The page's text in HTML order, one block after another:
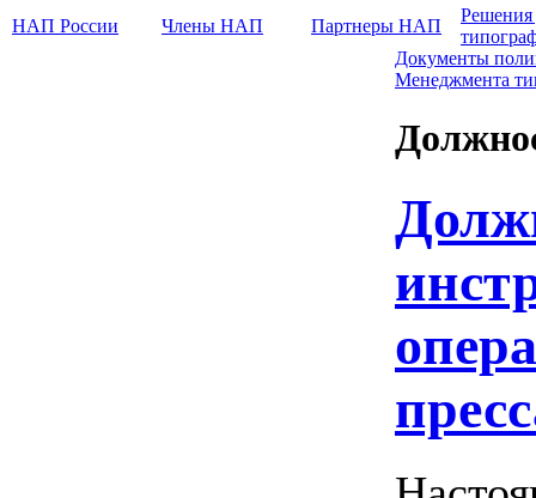
НАП России Члены НАП Партнеры НАП
Решения
Документы
Менеджмента